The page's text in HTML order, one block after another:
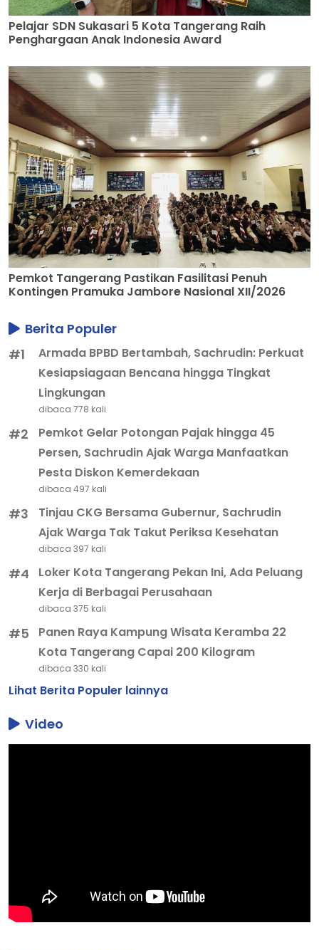
Pelajar SDN Sukasari 5 Kota Tangerang Raih
Penghargaan Anak Indonesia Award
Pemkot Tangerang Pastikan Fasilitasi Penuh
Kontingen Pramuka Jambore Nasional XII/2026
Berita Populer
#1
Armada BPBD Bertambah, Sachrudin: Perkuat
Kesiapsiagaan Bencana hingga Tingkat
Lingkungan
dibaca 778 kali
#2
Pemkot Gelar Potongan Pajak hingga 45
Persen, Sachrudin Ajak Warga Manfaatkan
Pesta Diskon Kemerdekaan
dibaca 497 kali
#3
Tinjau CKG Bersama Gubernur, Sachrudin
Ajak Warga Tak Takut Periksa Kesehatan
dibaca 397 kali
#4
Loker Kota Tangerang Pekan Ini, Ada Peluang
Kerja di Berbagai Perusahaan
dibaca 375 kali
#5
Panen Raya Kampung Wisata Keramba 22
Kota Tangerang Capai 200 Kilogram
dibaca 330 kali
Lihat Berita Populer lainnya
Video